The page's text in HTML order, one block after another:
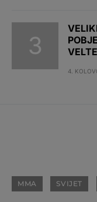
4.
MMA SVIJET